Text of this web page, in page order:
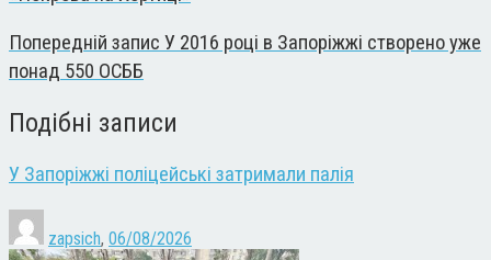
Попередній запис У 2016 році в Запоріжжі створено уже
понад 550 ОСББ
Подібні записи
У Запоріжжі поліцейські затримали палія
zapsich, 06/08/2026